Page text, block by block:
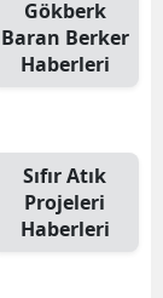
Gökberk
Baran Berker
Haberleri
Sıfır Atık
Projeleri
Haberleri